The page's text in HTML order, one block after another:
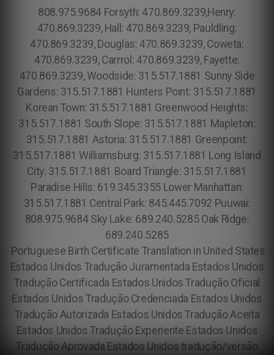
Portuguese Birth Certificate Translation in United States
Estados Unidos Tradução Juramentada Estados Unidos
Tradução Certificada Estados Unidos Tradução Oficial
Estados Unidos Tradução Credenciada Estados Unidos
Tradução Autorizada Estados Unidos Tradução Aceita
Estados Unidos Tradução Experiente Estados Unidos
Tradução Aprovada Estados Unidos tradução/versão